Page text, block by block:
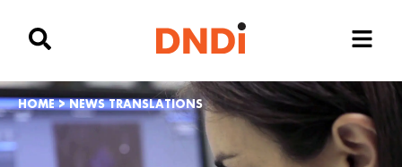
HOME>NEWS TRANSLATIONS